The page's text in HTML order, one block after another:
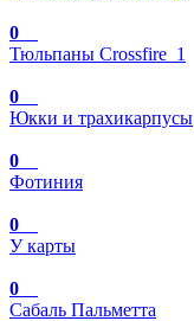
0
Тюльпаны Crossfire_1
0
Юкки и трахикарпусы
0
Фотиния
0
У карты
0
Сабаль Пальметта